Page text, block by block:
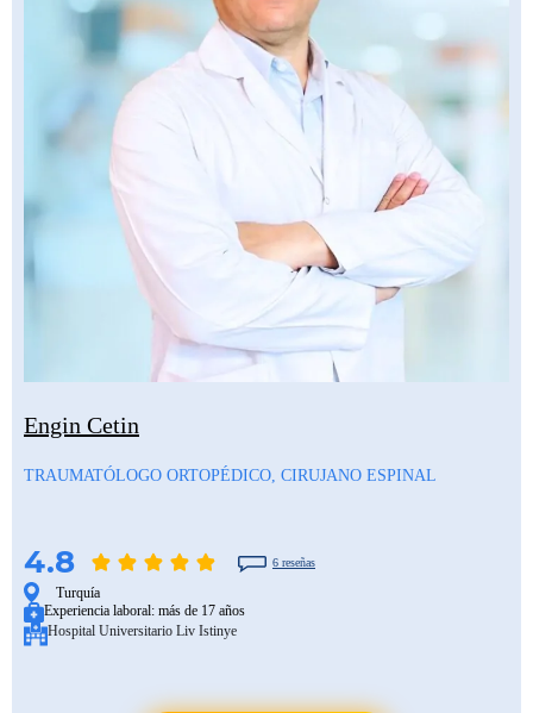
Engin Cetin
TRAUMATÓLOGO ORTOPÉDICO, CIRUJANO ESPINAL
4.8 6 reseñas
Turquía
Experiencia laboral: más de 17 años
Hospital Universitario Liv Istinye